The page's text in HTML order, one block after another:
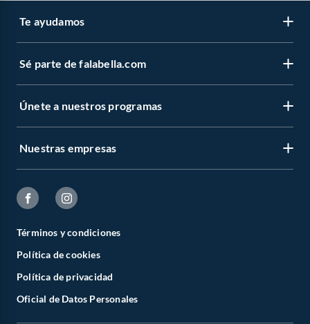
Te ayudamos
Sé parte de falabella.com
Únete a nuestros programas
Nuestras empresas
Términos y condiciones
Política de cookies
Política de privacidad
Oficial de Datos Personales